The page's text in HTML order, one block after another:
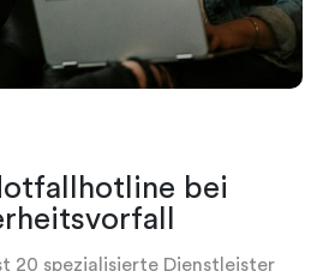
bei
20 spezialisierte Dienstleister